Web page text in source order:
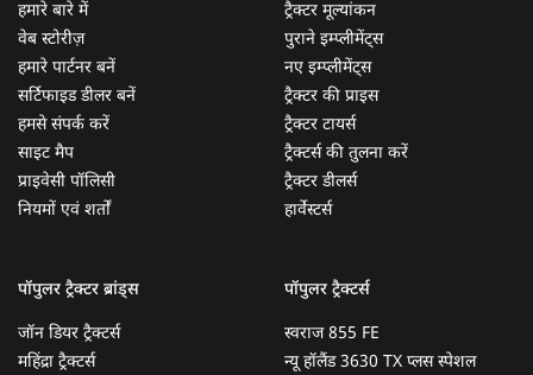
हमारे बारे में
वेब स्टोरीज़
हमारे पार्टनर बनें
सर्टिफाइड डीलर बनें
हमसे संपर्क करें
साइट मैप
प्राइवेसी पॉलिसी
नियमों एवं शर्तों
ट्रैक्टर मूल्यांकन
पुराने इम्प्लीमेंट्स
नए इम्प्लीमेंट्स
ट्रैक्टर की प्राइस
ट्रैक्टर टायर्स
ट्रैक्टर्स की तुलना करें
ट्रैक्टर डीलर्स
हार्वेस्टर्स
पॉपुलर ट्रैक्टर ब्रांड्स
जॉन डियर ट्रैक्टर्स
महिंद्रा ट्रैक्टर्स
पॉपुलर ट्रैक्टर्स
स्वराज 855 FE
न्यू हॉलैंड 3630 TX प्लस स्पेशल